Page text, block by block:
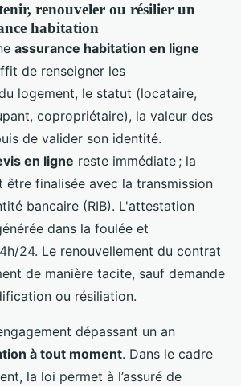
renouveler ou résilier un
habitation
assurance habitation en ligne
de renseigner les
logement, le statut (locataire,
copropriétaire), la valeur des
de valider son identité.
en ligne reste immédiate ; la
être finalisée avec la transmission
bancaire (RIB). L'attestation
dans la foulée et
24. Le renouvellement du contrat
de manière tacite, sauf demande
ou résiliation.
dépassant un an
à tout moment. Dans le cadre
la loi permet à l’assuré de